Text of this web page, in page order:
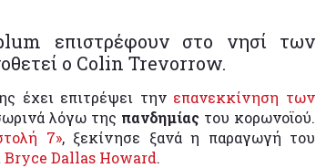
επιστρέφουν στο νησί των
ο Colin Trevorrow.
έχει επιτρέψει την επανεκκίνηση των
λόγω της πανδημίας του κορωνοϊού.
7», ξεκίνησε ξανά η παραγωγή του
Bryce Dallas Howard.